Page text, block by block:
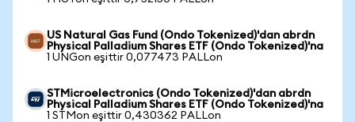
US Natural Gas Fund (Ondo Tokenized)'dan abrdn
Physical Palladium Shares ETF (Ondo Tokenized)'na
1 UNGon eşittir 0,077473 PALLon
STMicroelectronics (Ondo Tokenized)'dan abrdn
Physical Palladium Shares ETF (Ondo Tokenized)'na
1 STMon eşittir 0,430362 PALLon